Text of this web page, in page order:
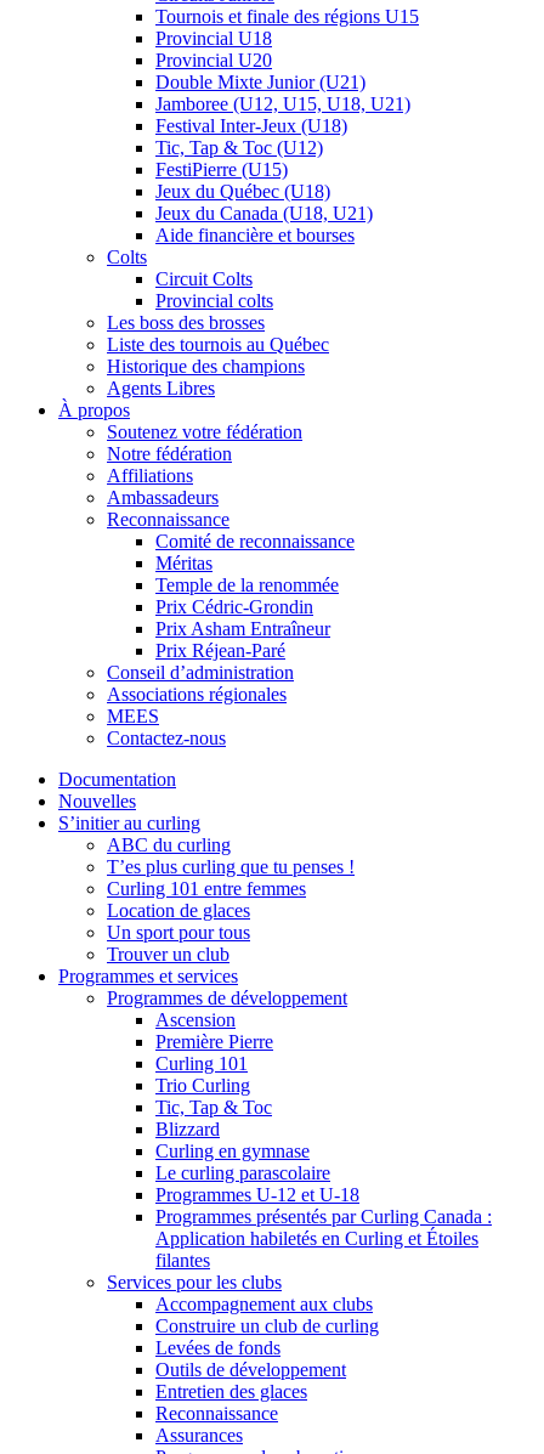
Tournois et finale des régions U15
Provincial U18
Provincial U20
Double Mixte Junior (U21)
Jamboree (U12, U15, U18, U21)
Festival Inter-Jeux (U18)
Tic, Tap & Toc (U12)
FestiPierre (U15)
Jeux du Québec (U18)
Jeux du Canada (U18, U21)
Aide financière et bourses
Colts
Circuit Colts
Provincial colts
Les boss des brosses
Liste des tournois au Québec
Historique des champions
Agents Libres
À propos
Soutenez votre fédération
Notre fédération
Affiliations
Ambassadeurs
Reconnaissance
Comité de reconnaissance
Méritas
Temple de la renommée
Prix Cédric-Grondin
Prix Asham Entraîneur
Prix Réjean-Paré
Conseil d’administration
Associations régionales
MEES
Contactez-nous
Documentation
Nouvelles
S’initier au curling
ABC du curling
T’es plus curling que tu penses !
Curling 101 entre femmes
Location de glaces
Un sport pour tous
Trouver un club
Programmes et services
Programmes de développement
Ascension
Première Pierre
Curling 101
Trio Curling
Tic, Tap & Toc
Blizzard
Curling en gymnase
Le curling parascolaire
Programmes U-12 et U-18
Programmes présentés par Curling Canada :
Application habiletés en Curling et Étoiles
filantes
Services pour les clubs
Accompagnement aux clubs
Construire un club de curling
Levées de fonds
Outils de développement
Entretien des glaces
Reconnaissance
Assurances